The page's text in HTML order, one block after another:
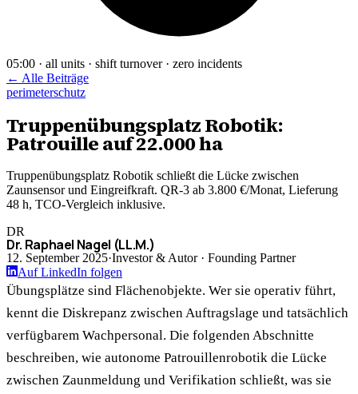
05:00 · all units · shift turnover · zero incidents
← Alle Beiträge
perimeterschutz
Truppenübungsplatz Robotik:
Patrouille auf 22.000 ha
Truppenübungsplatz Robotik schließt die Lücke zwischen
Zaunsensor und Eingreifkraft. QR-3 ab 3.800 €/Monat, Lieferung
48 h, TCO-Vergleich inklusive.
DR
Dr. Raphael Nagel (LL.M.)
12. September 2025·Investor & Autor · Founding Partner
Auf LinkedIn folgen
Übungsplätze sind Flächenobjekte. Wer sie operativ führt,
kennt die Diskrepanz zwischen Auftragslage und tatsächlich
verfügbarem Wachpersonal. Die folgenden Abschnitte
beschreiben, wie autonome Patrouillenrobotik die Lücke
zwischen Zaunmeldung und Verifikation schließt, was sie